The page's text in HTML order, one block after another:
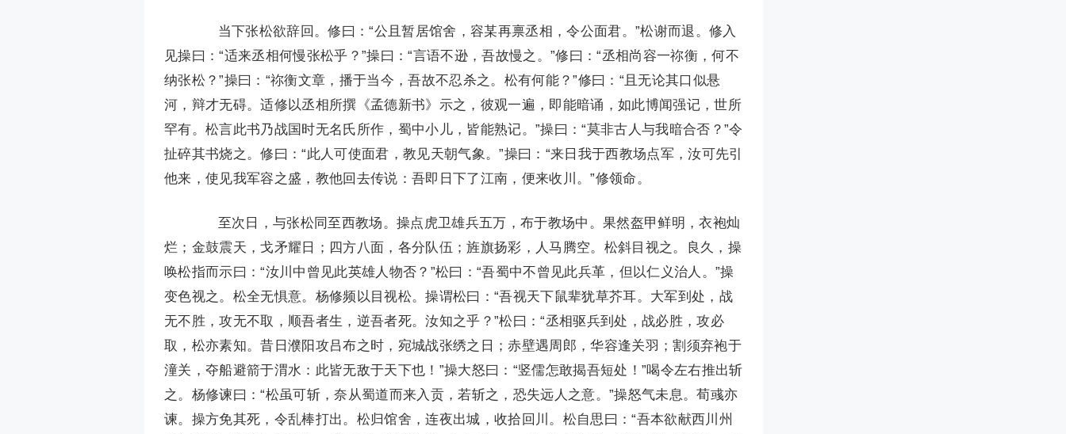
当下张松欲辞回。修曰：“公且暂居馆舍，容某再禀丞相，令公面君。”松谢而退。修入
见操曰：“适来丞相何慢张松乎？”操曰：“言语不逊，吾故慢之。”修曰：“丞相尚容一祢衡，何不
纳张松？”操曰：“祢衡文章，播于当今，吾故不忍杀之。松有何能？”修曰：“且无论其口似悬
河，辩才无碍。适修以丞相所撰《孟德新书》示之，彼观一遍，即能暗诵，如此博闻强记，世所
罕有。松言此书乃战国时无名氏所作，蜀中小儿，皆能熟记。”操曰：“莫非古人与我暗合否？”令
扯碎其书烧之。修曰：“此人可使面君，教见天朝气象。”操曰：“来日我于西教场点军，汝可先引
他来，使见我军容之盛，教他回去传说：吾即日下了江南，便来收川。”修领命。
至次日，与张松同至西教场。操点虎卫雄兵五万，布于教场中。果然盔甲鲜明，衣袍灿
烂；金鼓震天，戈矛耀日；四方八面，各分队伍；旌旗扬彩，人马腾空。松斜目视之。良久，操
唤松指而示曰：“汝川中曾见此英雄人物否？”松曰：“吾蜀中不曾见此兵革，但以仁义治人。”操
变色视之。松全无惧意。杨修频以目视松。操谓松曰：“吾视天下鼠辈犹草芥耳。大军到处，战
无不胜，攻无不取，顺吾者生，逆吾者死。汝知之乎？”松曰：“丞相驱兵到处，战必胜，攻必
取，松亦素知。昔日濮阳攻吕布之时，宛城战张绣之日；赤壁遇周郎，华容逢关羽；割须弃袍于
潼关，夺船避箭于渭水：此皆无敌于天下也！”操大怒曰：“竖儒怎敢揭吾短处！”喝令左右推出斩
之。杨修谏曰：“松虽可斩，奈从蜀道而来入贡，若斩之，恐失远人之意。”操怒气未息。荀彧亦
谏。操方免其死，令乱棒打出。松归馆舍，连夜出城，收拾回川。松自思曰：“吾本欲献西川州